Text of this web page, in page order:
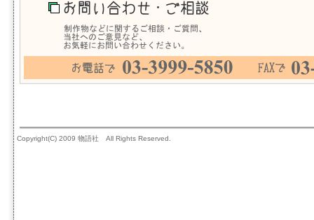
Copyright(C) 2009 物語社 All Rights Reserved.